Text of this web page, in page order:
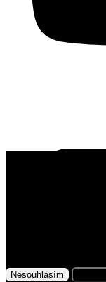
účelu využíváme
Nesouhlasím